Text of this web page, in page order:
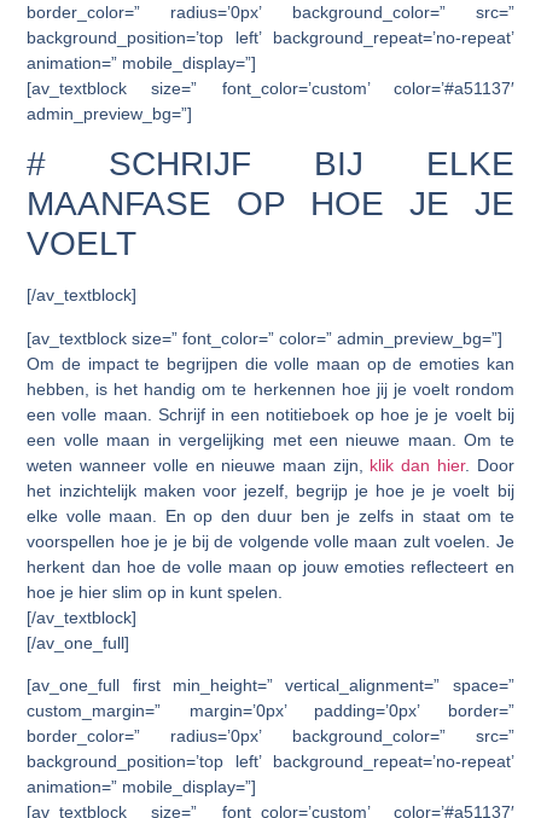
border_color=” radius=’0px’ background_color=” src=”
background_position=’top left’ background_repeat=’no-repeat’
animation=” mobile_display=”]
[av_textblock size=” font_color=’custom’ color=’#a51137′
admin_preview_bg=”]
# SCHRIJF BIJ ELKE
MAANFASE OP HOE JE JE
VOELT
[/av_textblock]
[av_textblock size=” font_color=” color=” admin_preview_bg=”]
Om de impact te begrijpen die volle maan op de emoties kan
hebben, is het handig om te herkennen hoe jij je voelt rondom
een volle maan. Schrijf in een notitieboek op hoe je je voelt bij
een volle maan in vergelijking met een nieuwe maan. Om te
weten wanneer volle en nieuwe maan zijn, klik dan hier. Door
het inzichtelijk maken voor jezelf, begrijp je hoe je je voelt bij
elke volle maan. En op den duur ben je zelfs in staat om te
voorspellen hoe je je bij de volgende volle maan zult voelen. Je
herkent dan hoe de volle maan op jouw emoties reflecteert en
hoe je hier slim op in kunt spelen.
[/av_textblock]
[/av_one_full]
[av_one_full first min_height=” vertical_alignment=” space=”
custom_margin=” margin=’0px’ padding=’0px’ border=”
border_color=” radius=’0px’ background_color=” src=”
background_position=’top left’ background_repeat=’no-repeat’
animation=” mobile_display=”]
[av_textblock size=” font_color=’custom’ color=’#a51137′